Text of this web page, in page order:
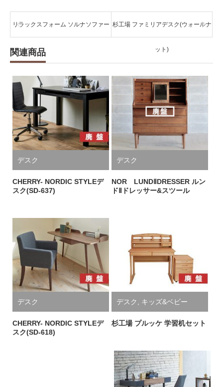
リラックスフォーム ソルナソファー 杉工場 ファミリアデスク(ウォールナ
ット)
関連商品
デスク
CHERRY- NORDIC STYLEデ
スク(SD-637)
デスク
NOR LUNDⅡDRESSER ルン
ドⅡドレッサー&スツール
デスク
CHERRY- NORDIC STYLEデ
スク(SD-618)
デスク キッズ&ベビー
杉工場 プルッケ 学習机セット